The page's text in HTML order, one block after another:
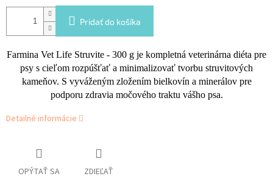
Pridať do košíka
Farmina Vet Life Struvite - 300 g je kompletná veterinárna diéta pre
psy s cieľom rozpúšťať a minimalizovať tvorbu struvitových
kameňov. S vyváženým zložením bielkovín a minerálov pre
podporu zdravia močového traktu vášho psa.
Detailné informácie
OPÝTAŤ SA ZDIEĽAŤ